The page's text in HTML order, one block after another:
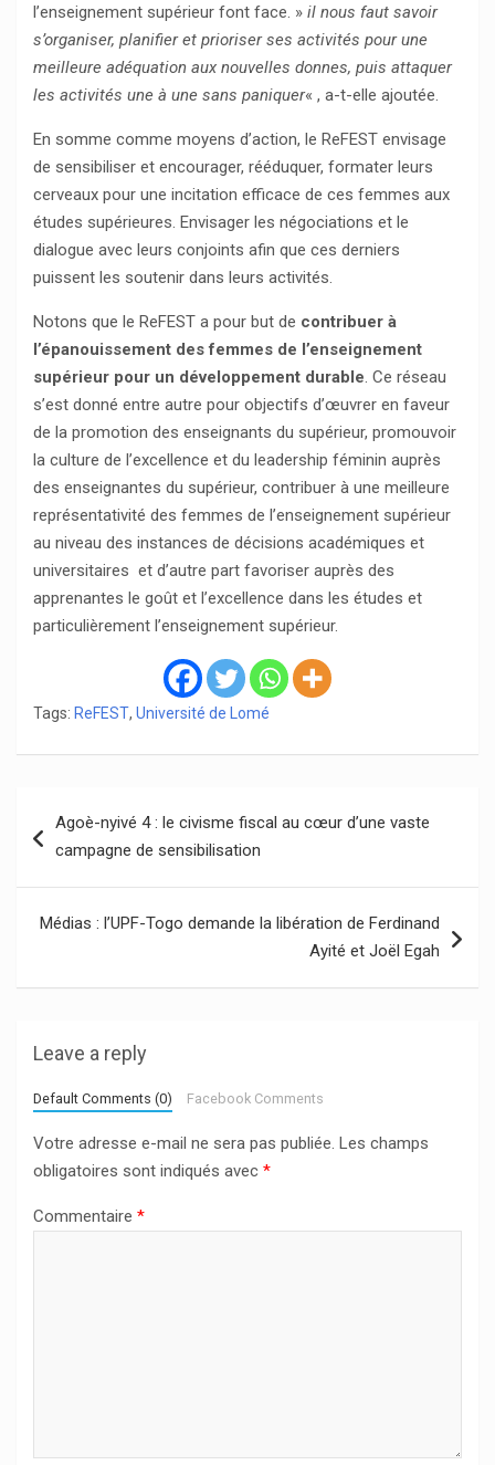
l’enseignement supérieur font face. » il nous faut savoir
s’organiser, planifier et prioriser ses activités pour une
meilleure adéquation aux nouvelles donnes, puis attaquer
les activités une à une sans paniquer« , a-t-elle ajoutée.
En somme comme moyens d’action, le ReFEST envisage
de sensibiliser et encourager, rééduquer, formater leurs
cerveaux pour une incitation efficace de ces femmes aux
études supérieures. Envisager les négociations et le
dialogue avec leurs conjoints afin que ces derniers
puissent les soutenir dans leurs activités.
Notons que le ReFEST a pour but de contribuer à
l’épanouissement des femmes de l’enseignement
supérieur pour un développement durable. Ce réseau
s’est donné entre autre pour objectifs d’œuvrer en faveur
de la promotion des enseignants du supérieur, promouvoir
la culture de l’excellence et du leadership féminin auprès
des enseignantes du supérieur, contribuer à une meilleure
représentativité des femmes de l’enseignement supérieur
au niveau des instances de décisions académiques et
universitaires et d’autre part favoriser auprès des
apprenantes le goût et l’excellence dans les études et
particulièrement l’enseignement supérieur.
Tags: ReFEST, Université de Lomé
de
Agoè-nyivé 4 : le civisme fiscal au cœur d’une vaste
campagne de sensibilisation
Médias : l’UPF-Togo demande la libération de Ferdinand
Ayité et Joël Egah
Leave a reply
Default Comments (0) Facebook Comments
Votre adresse e-mail ne sera pas publiée. Les champs
obligatoires sont indiqués avec *
Commentaire *